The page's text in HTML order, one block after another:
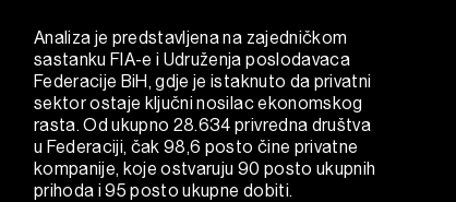
Analiza je predstavljena na zajedničkom
sastanku FIA-e i Udruženja poslodavaca
Federacije BiH, gdje je istaknuto da privatni
sektor ostaje ključni nosilac ekonomskog
rasta. Od ukupno 28.634 privredna društva
u Federaciji, čak 98,6 posto čine privatne
kompanije, koje ostvaruju 90 posto ukupnih
prihoda i 95 posto ukupne dobiti.